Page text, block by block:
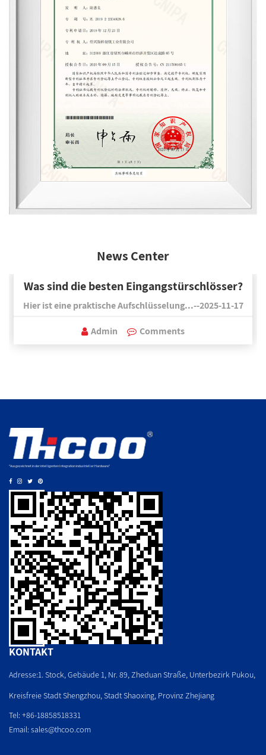
News Center
Was sind die besten Eingangstürschlösser?
Hier ist eine praktische Aufschlüsselung...--2025-11-17
Admin Comments
"Ausgezeichnet in der intelligenten Integration industrieller Hardware."
KONTAKT
Adresse:1. Stock, Gebäude 1, Nr. 89, Zheduan Straße, Unterbezirk Pukou,
Kreisfreie Stadt Shengzhou, Stadt Shaoxing, Provinz Zhejiang
Tel: +86-18858518331
Email:sales@thcoo.com